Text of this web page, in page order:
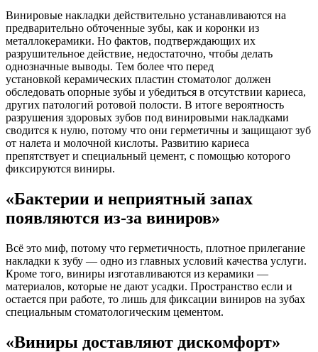
Винировые накладки действительно устанавливаются на
предварительно обточенные зубы, как и коронки из
металлокерамики. Но фактов, подтверждающих их
разрушительное действие, недостаточно, чтобы делать
однозначные выводы. Тем более что перед
установкой керамических пластин стоматолог должен
обследовать опорные зубы и убедиться в отсутствии кариеса,
других патологий ротовой полости. В итоге вероятность
разрушения здоровых зубов под винировыми накладками
сводится к нулю, потому что они герметичны и защищают зуб
от налета и молочной кислоты. Развитию кариеса
препятствует и специальный цемент, с помощью которого
фиксируются виниры.
«Бактерии и неприятный запах
появляются из-за виниров»
Всё это миф, потому что герметичность, плотное прилегание
накладки к зубу — одно из главных условий качества услуги.
Кроме того, виниры изготавливаются из керамики —
материалов, которые не дают усадки. Пространство если и
остается при работе, то лишь для фиксации виниров на зубах
специальным стоматологическим цементом.
«Виниры доставляют дискомфорт»